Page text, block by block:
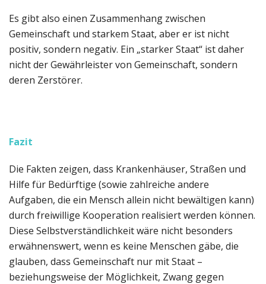
Es gibt also einen Zusammenhang zwischen
Gemeinschaft und starkem Staat, aber er ist nicht
positiv, sondern negativ. Ein „starker Staat“ ist daher
nicht der Gewährleister von Gemeinschaft, sondern
deren Zerstörer.
Fazit
Die Fakten zeigen, dass Krankenhäuser, Straßen und
Hilfe für Bedürftige (sowie zahlreiche andere
Aufgaben, die ein Mensch allein nicht bewältigen kann)
durch freiwillige Kooperation realisiert werden können.
Diese Selbstverständlichkeit wäre nicht besonders
erwähnenswert, wenn es keine Menschen gäbe, die
glauben, dass Gemeinschaft nur mit Staat –
beziehungsweise der Möglichkeit, Zwang gegen